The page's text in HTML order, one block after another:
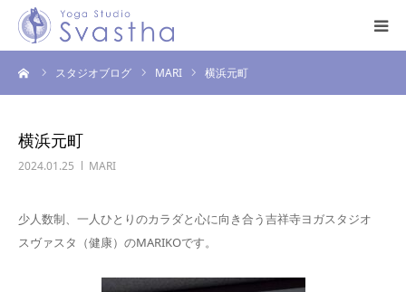
スタジオブログ MARI 横浜元町
横浜元町
2024.01.25 MARI
少人数制、一人ひとりのカラダと心に向き合う吉祥寺ヨガスタジオ
スヴァスタ（健康）のMARIKOです。
はじめての方へ
スタジオ案内